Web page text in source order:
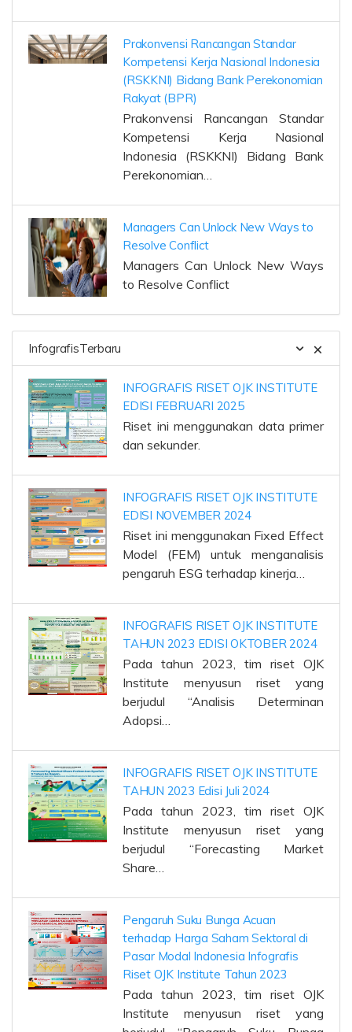
Prakonvensi Rancangan Standar
Kompetensi Kerja Nasional Indonesia
(RSKKNI) Bidang Bank Perekonomian
Rakyat (BPR)
Prakonvensi Rancangan Standar
Kompetensi Kerja Nasional
Indonesia (RSKKNI) Bidang Bank
Perekonomian…
Managers Can Unlock New Ways to
Resolve Conflict
Managers Can Unlock New Ways
to Resolve Conflict
InfografisTerbaru
INFOGRAFIS RISET OJK INSTITUTE
EDISI FEBRUARI 2025
Riset ini menggunakan data primer
dan sekunder.
INFOGRAFIS RISET OJK INSTITUTE
EDISI NOVEMBER 2024
Riset ini menggunakan Fixed Effect
Model (FEM) untuk menganalisis
pengaruh ESG terhadap kinerja…
INFOGRAFIS RISET OJK INSTITUTE
TAHUN 2023 EDISI OKTOBER 2024
Pada tahun 2023, tim riset OJK
Institute menyusun riset yang
berjudul “Analisis Determinan
Adopsi…
INFOGRAFIS RISET OJK INSTITUTE
TAHUN 2023 Edisi Juli 2024
Pada tahun 2023, tim riset OJK
Institute menyusun riset yang
berjudul “Forecasting Market
Share…
Pengaruh Suku Bunga Acuan
terhadap Harga Saham Sektoral di
Pasar Modal Indonesia Infografis
Riset OJK Institute Tahun 2023
Pada tahun 2023, tim riset OJK
Institute menyusun riset yang